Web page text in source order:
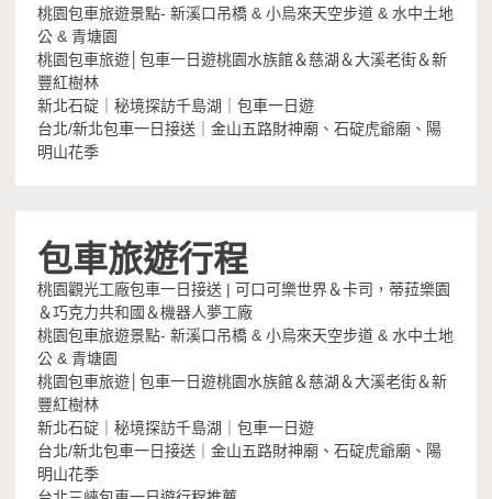
桃園包車旅遊景點- 新溪口吊橋 & 小烏來天空步道 & 水中土地
公 & 青塘園
桃園包車旅遊│包車一日遊桃園水族館＆慈湖＆大溪老街＆新
豐紅樹林
新北石碇｜秘境探訪千島湖｜包車一日遊
台北/新北包車一日接送｜金山五路財神廟、石碇虎爺廟、陽
明山花季
包車旅遊行程
桃園觀光工廠包車一日接送 | 可口可樂世界＆卡司，蒂菈樂園
＆巧克力共和國＆機器人夢工廠
桃園包車旅遊景點- 新溪口吊橋 & 小烏來天空步道 & 水中土地
公 & 青塘園
桃園包車旅遊│包車一日遊桃園水族館＆慈湖＆大溪老街＆新
豐紅樹林
新北石碇｜秘境探訪千島湖｜包車一日遊
台北/新北包車一日接送｜金山五路財神廟、石碇虎爺廟、陽
明山花季